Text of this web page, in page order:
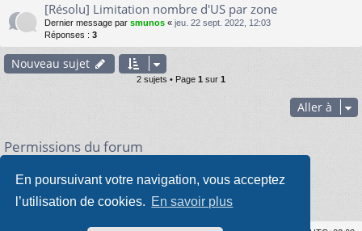
En poursuivant votre navigation, vous acceptez
l’utilisation de cookies. En savoir plus
[Résolu] Limitation nombre d'US par zone
Dernier message par smunos « jeu. 22 sept. 2022, 12:03
Réponses : 3
Nouveau sujet
2 sujets • Page 1 sur 1
Aller à
Permissions du forum
Vousne pouvez pasrépondre aux sujets
ne pouvez pas
modifier vos messages
Vous ne pouvez passupprimer vos messages
joindre des fichiers